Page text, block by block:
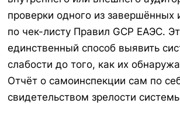
проверки одного из завершённых
по чек-листу Правил GCP ЕАЭС.
единственный способ выявить
слабости до того, как их
Отчёт о самоинспекции сам по
свидетельством зрелости